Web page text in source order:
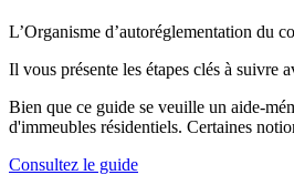
L’Organisme d’autoréglementation du
Il vous présente les étapes clés à suivre
Bien que ce guide se veuille un aide-
d'immeubles résidentiels. Certaines
Consultez le guide